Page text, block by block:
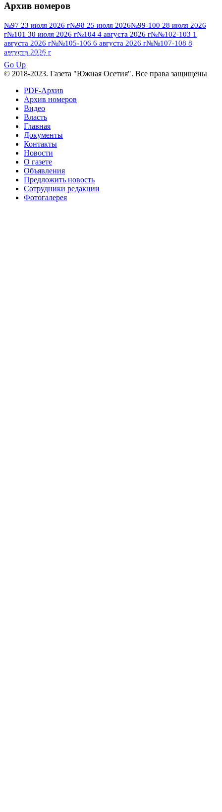
№95 7 августа 2012 г
№95 28 июля 2016 г №95+96 3 августа
2013 г№96 6 июля 2017 г№96 9 августа
2012 г №96 28 июля 2015 г
№96+97 30 июля 2016 г
№97 11 августа 2012 г
№97 30 июля 2015 г
№98 2 августа 2016 г
августа 2013 г
№98+99 11 июля 2017 г
августа 2016 г
августа 2012 г
Архив номеров
№97 23 июля 2026 г№98 25 июля 2026№99-100 28 июля 2026
г№101 30 июля 2026 г№104 4 августа 2026 г№№102-103 1
августа 2026 г№№105-106 6 августа 2026 г№№107-108 8
августа 2026 г
ПОСМОТРЕТЬ ВСЕ
Go Up
© 2018-2023. Газета "Южная Осетия". Все права защищены
PDF-Архив
Архив номеров
Видео
Власть
Главная
Документы
Контакты
Новости
О газете
Объявления
Предложить новость
Сотрудники редакции
Фотогалерея